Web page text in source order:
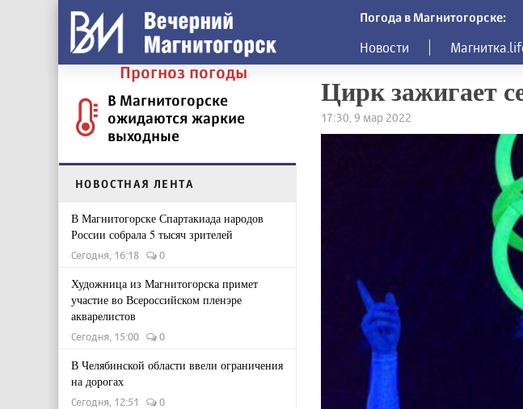
Погода в Магнитогорске:
Новости
Прогноз погоды
В Магнитогорске
ожидаются жаркие
выходные
НОВОСТНАЯ ЛЕНТА
В Магнитогорске Спартакиада народов
России собрала 5 тысяч зрителей
Сегодня, 16:18 0
Художница из Магнитогорска примет
участие во Всероссийском пленэре
акварелистов
Сегодня, 15:00 0
В Челябинской области ввели ограничения
на дорогах
Сегодня, 12:51 0
Цирк зажигает
17:30, 9 мар 2022